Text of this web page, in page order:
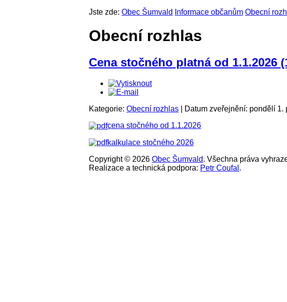
Jste zde: Obec Šumvald Informace občanům Obecní
Obecní rozhlas
Cena stočného platná od 1.1.2026
Kategorie: Obecní rozhlas | Datum zveřejnění: pondělí
cena stočného od 1.1.2026
kalkulace stočného 2026
Copyright © 2026 Obec Šumvald. Všechna práva
Realizace a technická podpora: Petr Coufal .